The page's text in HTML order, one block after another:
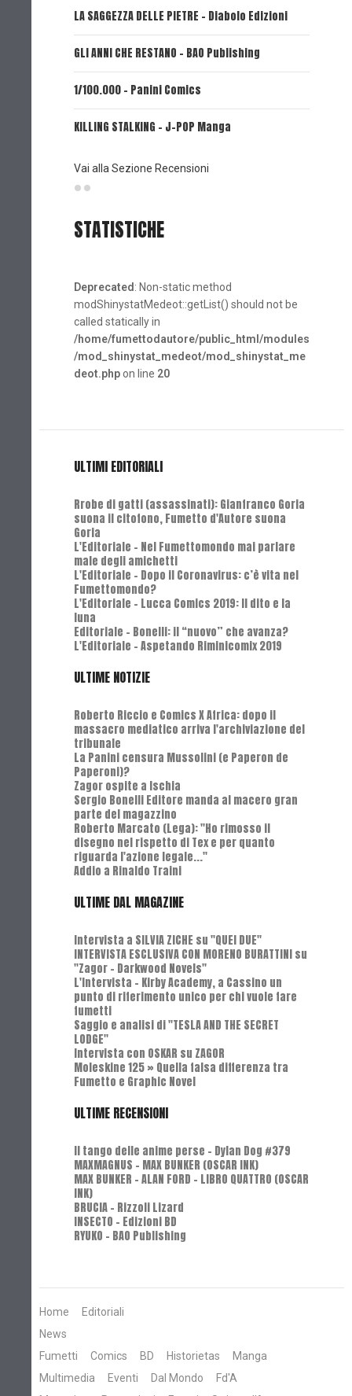
LA SAGGEZZA DELLE PIETRE - Diabolo Edizioni
GLI ANNI CHE RESTANO - BAO Publishing
1/100.000 - Panini Comics
KILLING STALKING - J-POP Manga
Vai alla Sezione Recensioni
STATISTICHE
Deprecated : Non-static method
modShinystatMedeot::getList() should not be
called statically in
/home/fumettodautore/public_html/modules
/mod_shinystat_medeot/mod_shinystat_me
deot.phpon line 20
ULTIMI EDITORIALI
Rrobe di gatti (assassinati): Gianfranco Goria
suona il citofono, Fumetto d'Autore suona
Goria
L'Editoriale - Nel Fumettomondo mai parlare
male degli amichetti
L'Editoriale - Dopo il Coronavirus: c’è vita nel
Fumettomondo?
L'Editoriale - Lucca Comics 2019: Il dito e la
luna
Editoriale - Bonelli: il “nuovo” che avanza?
L'Editoriale - Aspetando Riminicomix 2019
ULTIME NOTIZIE
Roberto Riccio e Comics X Africa: dopo il
massacro mediatico arriva l'archiviazione del
tribunale
La Panini censura Mussolini (e Paperon de
Paperoni)?
Zagor ospite a Ischia
Sergio Bonelli Editore manda al macero gran
parte del magazzino
Roberto Marcato (Lega): "Ho rimosso il
disegno nel rispetto di Tex e per quanto
riguarda l'azione legale..."
Addio a Rinaldo Traini
ULTIME DAL MAGAZINE
Intervista a SILVIA ZICHE su "QUEI DUE"
INTERVISTA ESCLUSIVA CON MORENO BURATTINI su
"Zagor - Darkwood Novels"
L'Intervista - Kirby Academy, a Cassino un
punto di riferimento unico per chi vuole fare
fumetti
Saggio e analisi di "TESLA AND THE SECRET
LODGE"
Intervista con OSKAR su ZAGOR
Moleskine 125 » Quella falsa differenza tra
Fumetto e Graphic Novel
ULTIME RECENSIONI
Il tango delle anime perse - Dylan Dog #379
MAXMAGNUS – MAX BUNKER (OSCAR INK)
MAX BUNKER – ALAN FORD – LIBRO QUATTRO (OSCAR
INK)
BRUCIA - Rizzoli Lizard
INSECTO - Edizioni BD
RYUKO - BAO Publishing
Home
Editoriali
News
Fumetti
Comics BD Historietas
Manga
Multimedia
Eventi Dal Mondo
Fd'A